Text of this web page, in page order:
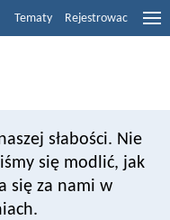
Tematy Rejestrowac
słabości. Nie
się modlić, jak
się za nami w